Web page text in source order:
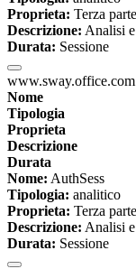
Proprieta: Terza parte
Descrizione: Analisi
Durata: Sessione
www.sway.office.com
Nome
Tipologia
Proprieta
Descrizione
Durata
Nome: AuthSess
Tipologia: analitico
Proprieta: Terza parte
Descrizione: Analisi
Durata: Sessione